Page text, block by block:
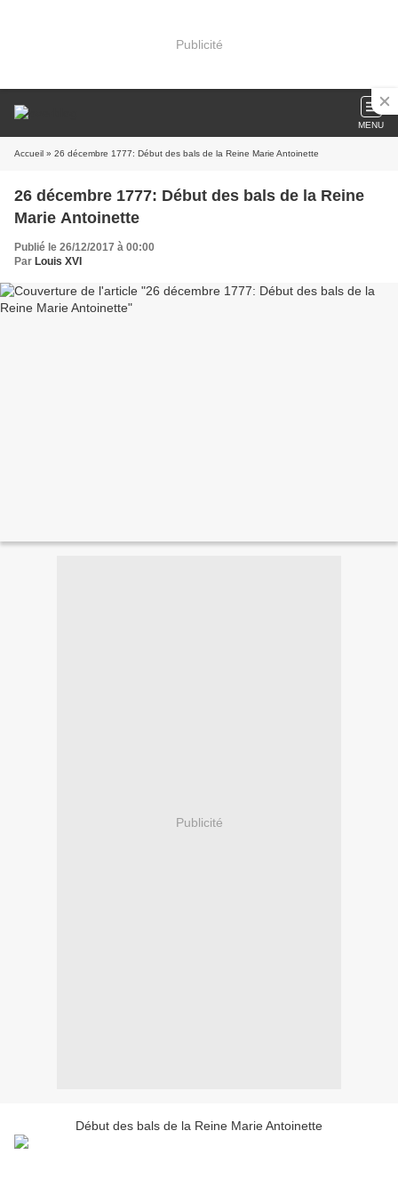
Publicité
MENU
Accueil » 26 décembre 1777: Début des bals de la Reine Marie Antoinette
26 décembre 1777: Début des bals de la Reine
Marie Antoinette
Publié le 26/12/2017 à 00:00
Par Louis XVI
Publicité
Début des bals de la Reine Marie Antoinette